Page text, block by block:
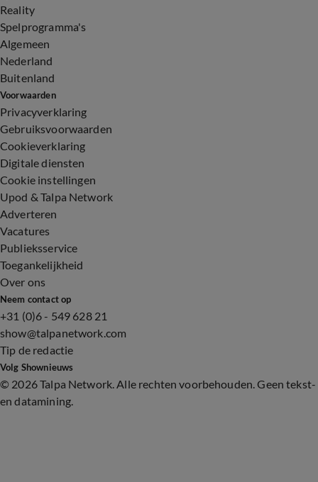
Reality
Spelprogramma's
Algemeen
Nederland
Buitenland
Voorwaarden
Privacyverklaring
Gebruiksvoorwaarden
Cookieverklaring
Digitale diensten
Cookie instellingen
Upod & Talpa Network
Adverteren
Vacatures
Publieksservice
Toegankelijkheid
Over ons
Neem contact op
+31 (0)6 - 549 628 21
show@talpanetwork.com
Tip de redactie
Volg Shownieuws
© 2026 Talpa Network. Alle rechten voorbehouden. Geen tekst-
en datamining.